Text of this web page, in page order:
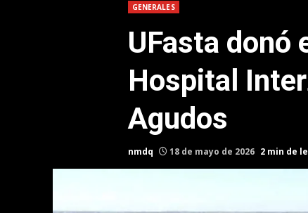
GENERALES
UFasta donó
Hospital
Agudos
nmdq 18 de mayo de 2026 2 min de